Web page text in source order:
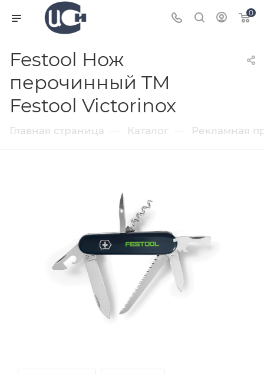
0
Festool Нож
перочинный TM
Festool Victorinox
Главная страница Каталог Рекламная